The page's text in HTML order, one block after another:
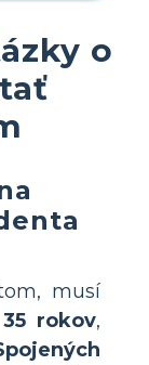
o
musí
rokov,